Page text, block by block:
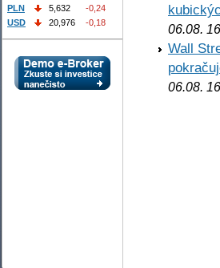
06.08.
Wall
06.08.
PLN
5,632
-0,24
USD
20,976 -0,18